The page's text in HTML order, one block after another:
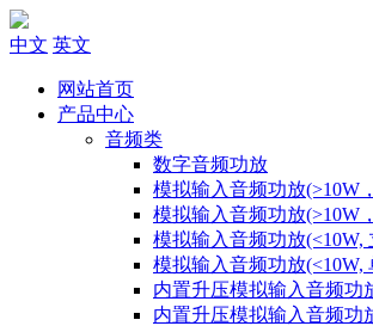
中文 英文
网站首页
产品中心
音频类
数字音频功放
模拟输入音频功放(>10W
模拟输入音频功放(>10W
模拟输入音频功放(<10W,
模拟输入音频功放(<10W,
内置升压模拟输入音频功
内置升压模拟输入音频功